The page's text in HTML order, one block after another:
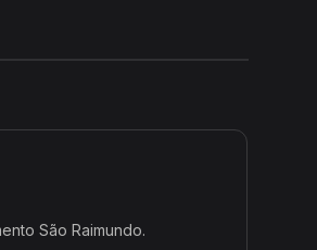
São Raimundo.